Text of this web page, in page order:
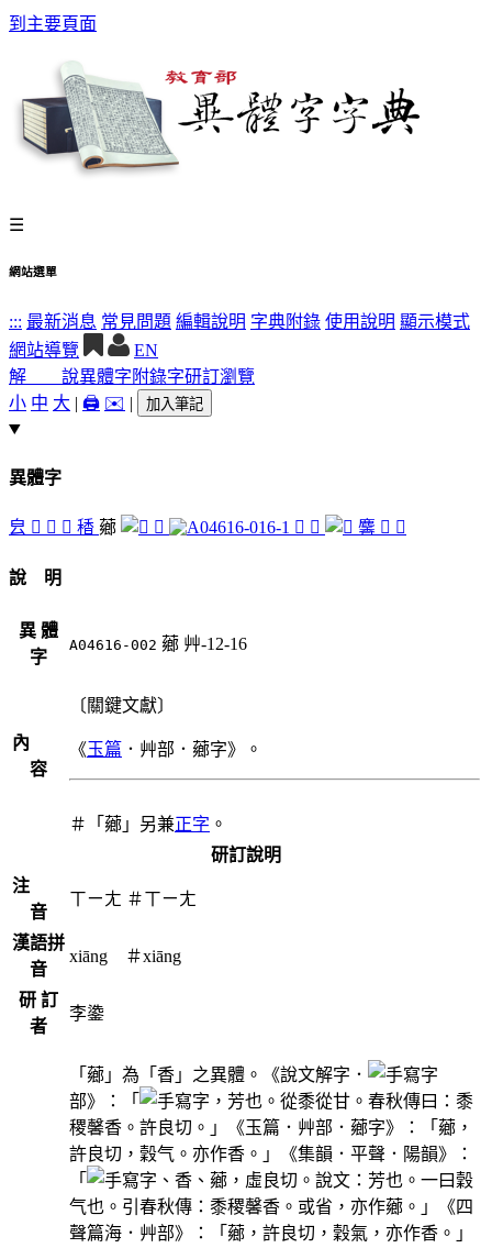
到主要頁面
☰
網站選單
::: 最新消息 常見問題 編輯說明 字典附錄 使用說明 顯示模式
網站導覽
EN
解 說異體字 附錄字研訂瀏覽
小 中 大 | 🖨️ ✉️ | 加入筆記
異體字
㿝 󶯄 󶯆 󶯅 䅨 薌 𩠼 󶯂 󶯇 麘 𪏰 󶯃
說 明
異 體
字
A04616-002 薌 艸-12-16
內
容
〔關鍵文獻〕
《玉篇 ．艸部．薌字》。
＃「薌」另兼正字 。
研訂說明
注
音
ㄒㄧㄤ ＃ㄒㄧㄤ
漢語拼
音
xiāng ＃xiāng
研 訂
者
李鍌
「薌」為「香」之異體。《說文解字．
部》：「
，芳也。從黍從甘。春秋傳曰：黍
稷馨香。許良切。」《玉篇．艸部．薌字》：「薌，
許良切，穀气。亦作香。」《集韻．平聲．陽韻》：
「
、香、薌，虛良切。說文：芳也。一曰穀
气也。引春秋傳：黍稷馨香。或省，亦作薌。」《四
聲篇海．艸部》：「薌，許良切，穀氣，亦作香。」